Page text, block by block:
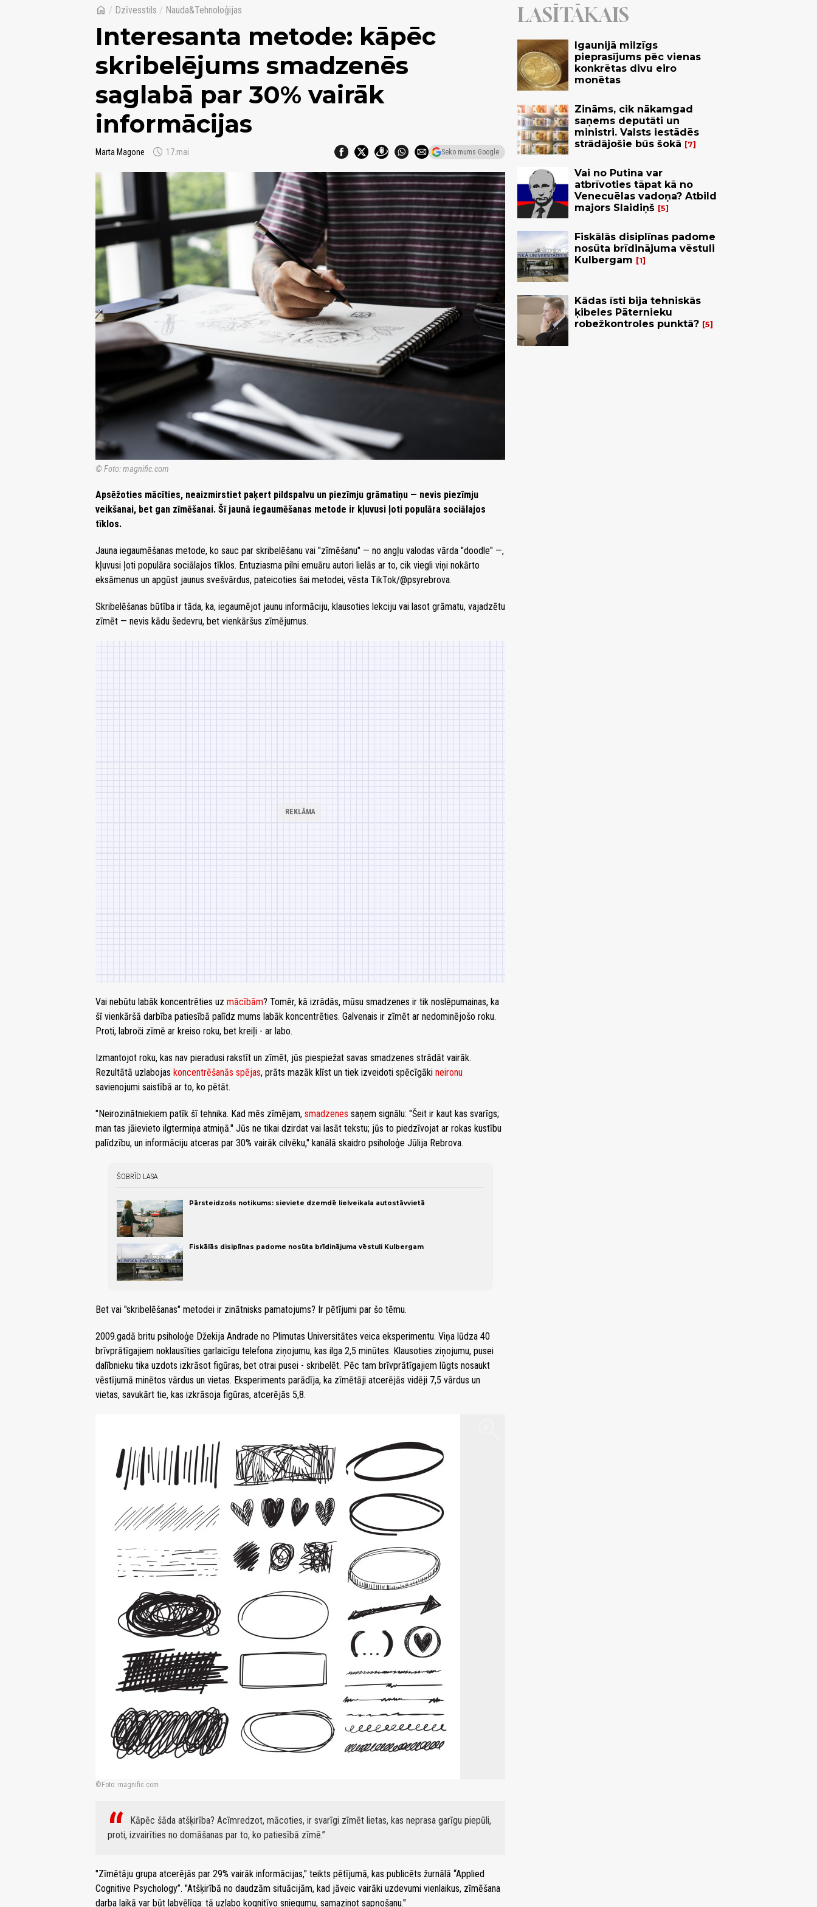
home / Dzīvesstils / Nauda&Tehnoloģijas
Interesanta metode: kāpēc
skribelējums smadzenēs
saglabā par 30% vairāk
informācijas
Marta Magone schedule 17.mai Seko mums Google
© Foto: magnific.com
Apsēžoties mācīties, neaizmirstiet paķert pildspalvu un piezīmju grāmatiņu — nevis piezīmju
veikšanai, bet gan zīmēšanai. Šī jaunā iegaumēšanas metode ir kļuvusi ļoti populāra sociālajos
tīklos.
Jauna iegaumēšanas metode, ko sauc par skribelēšanu vai "zīmēšanu" — no angļu valodas vārda "doodle" —,
kļuvusi ļoti populāra sociālajos tīklos. Entuziasma pilni emuāru autori lielās ar to, cik viegli viņi nokārto
eksāmenus un apgūst jaunus svešvārdus, pateicoties šai metodei, vēsta TikTok/@psyrebrova.
Skribelēšanas būtība ir tāda, ka, iegaumējot jaunu informāciju, klausoties lekciju vai lasot grāmatu, vajadzētu
zīmēt — nevis kādu šedevru, bet vienkāršus zīmējumus.
Vai nebūtu labāk koncentrēties uz mācībām? Tomēr, kā izrādās, mūsu smadzenes ir tik noslēpumainas, ka
šī vienkāršā darbība patiesībā palīdz mums labāk koncentrēties. Galvenais ir zīmēt ar nedominējošo roku.
Proti, labroči zīmē ar kreiso roku, bet kreiļi - ar labo.
Izmantojot roku, kas nav pieradusi rakstīt un zīmēt, jūs piespiežat savas smadzenes strādāt vairāk.
Rezultātā uzlabojas koncentrēšanās spējas, prāts mazāk klīst un tiek izveidoti spēcīgāki neironu
savienojumi saistībā ar to, ko pētāt.
"Neirozinātniekiem patīk šī tehnika. Kad mēs zīmējam, smadzenes saņem signālu: "Šeit ir kaut kas svarīgs;
man tas jāievieto ilgtermiņa atmiņā." Jūs ne tikai dzirdat vai lasāt tekstu; jūs to piedzīvojat ar rokas kustību
palīdzību, un informāciju atceras par 30% vairāk cilvēku," kanālā skaidro psiholoģe Jūlija Rebrova.
ŠOBRĪD LASA
Pārsteidzošs notikums: sieviete dzemdē lielveikala autostāvvietā
Fiskālās disiplīnas padome nosūta brīdinājuma vēstuli Kulbergam
Bet vai "skribelēšanas" metodei ir zinātnisks pamatojums? Ir pētījumi par šo tēmu.
2009.gadā britu psiholoģe Džekija Andrade no Plimutas Universitātes veica eksperimentu. Viņa lūdza 40
brīvprātīgajiem noklausīties garlaicīgu telefona ziņojumu, kas ilga 2,5 minūtes. Klausoties ziņojumu, pusei
dalībnieku tika uzdots izkrāsot figūras, bet otrai pusei - skribelēt. Pēc tam brīvprātīgajiem lūgts nosaukt
vēstījumā minētos vārdus un vietas. Eksperiments parādīja, ka zīmētāji atcerējās vidēji 7,5 vārdus un
vietas, savukārt tie, kas izkrāsoja figūras, atcerējās 5,8.
Foto: magnific.com
Kāpēc šāda atšķirība? Acīmredzot, mācoties, ir svarīgi zīmēt lietas, kas neprasa garīgu piepūli,
proti, izvairīties no domāšanas par to, ko patiesībā zīmē.
"Zīmētāju grupa atcerējās par 29% vairāk informācijas," teikts pētījumā, kas publicēts žurnālā “Applied
Cognitive Psychology”. "Atšķirībā no daudzām situācijām, kad jāveic vairāki uzdevumi vienlaikus, zīmēšana
darba laikā var būt labvēlīga: tā uzlabo kognitīvo sniegumu, samazinot sapņošanu."
LASĪTĀKAIS
Igaunijā milzīgs
pieprasījums pēc vienas
konkrētas divu eiro
monētas
Zināms, cik nākamgad
saņems deputāti un
ministri. Valsts iestādēs
strādājošie būs šokā
7
Vai no Putina var
atbrīvoties tāpat kā no
Venecuēlas vadoņa? Atbild
majors Slaidiņš
5
Fiskālās disiplīnas padome
nosūta brīdinājuma vēstuli
Kulbergam
1
Kādas īsti bija tehniskās
ķibeles Pāternieku
robežkontroles punktā?
5